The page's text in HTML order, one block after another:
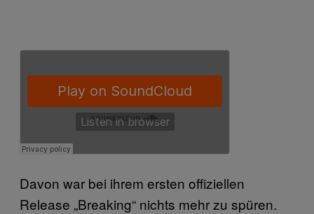
Davon war bei ihrem ersten offiziellen
Release „Breaking“ nichts mehr zu spüren.